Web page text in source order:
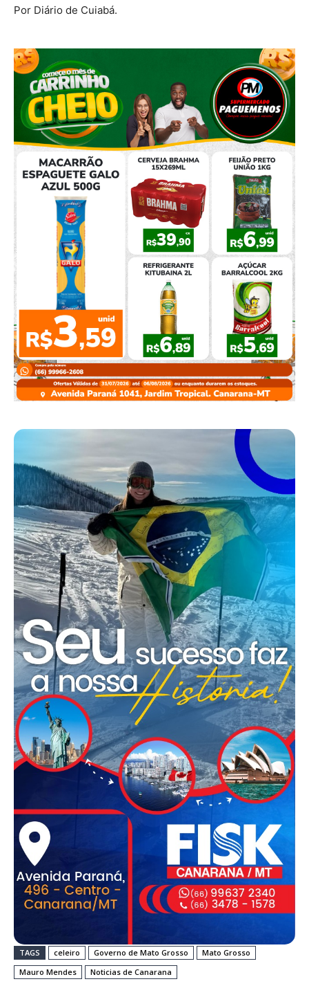
Por Diário de Cuiabá.
TAGS celeiro Governo de Mato Grosso
Mato Grosso
Mauro Mendes
Noticias de Canarana